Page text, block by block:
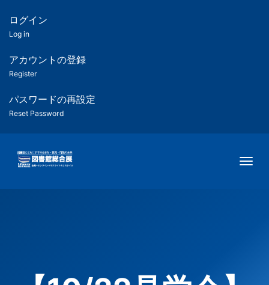
ツ
匿
名
ユ
ー
ー
用
メ
ログイン
Log in
アカウントの登録
Register
パスワードの再設定
Reset Password